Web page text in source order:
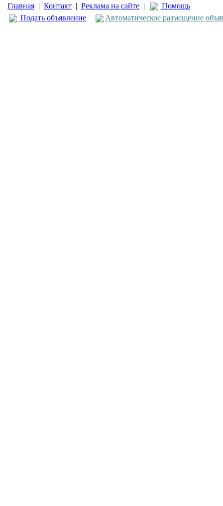
Главная | Контакт | Реклама на сайте |
Помощь
Подать объявление
Автоматическое размещение